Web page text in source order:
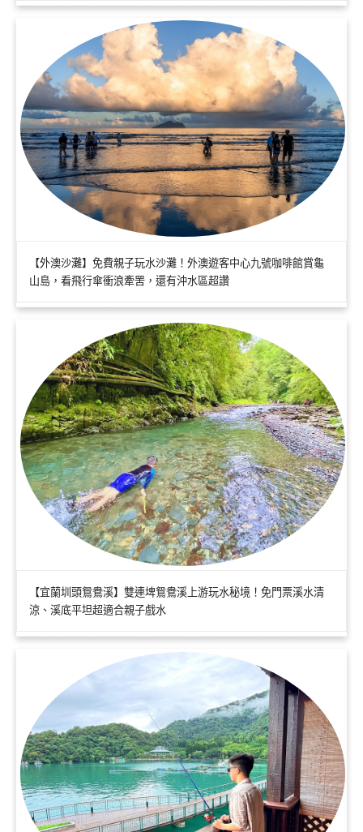
【外澳沙灘】免費親子玩水沙灘！外澳遊客中心九號咖啡館賞龜
山島，看飛行傘衝浪牽罟，還有沖水區超讚
【宜蘭圳頭鴛鴦溪】雙連埤鴛鴦溪上游玩水秘境！免門票溪水清
涼、溪底平坦超適合親子戲水